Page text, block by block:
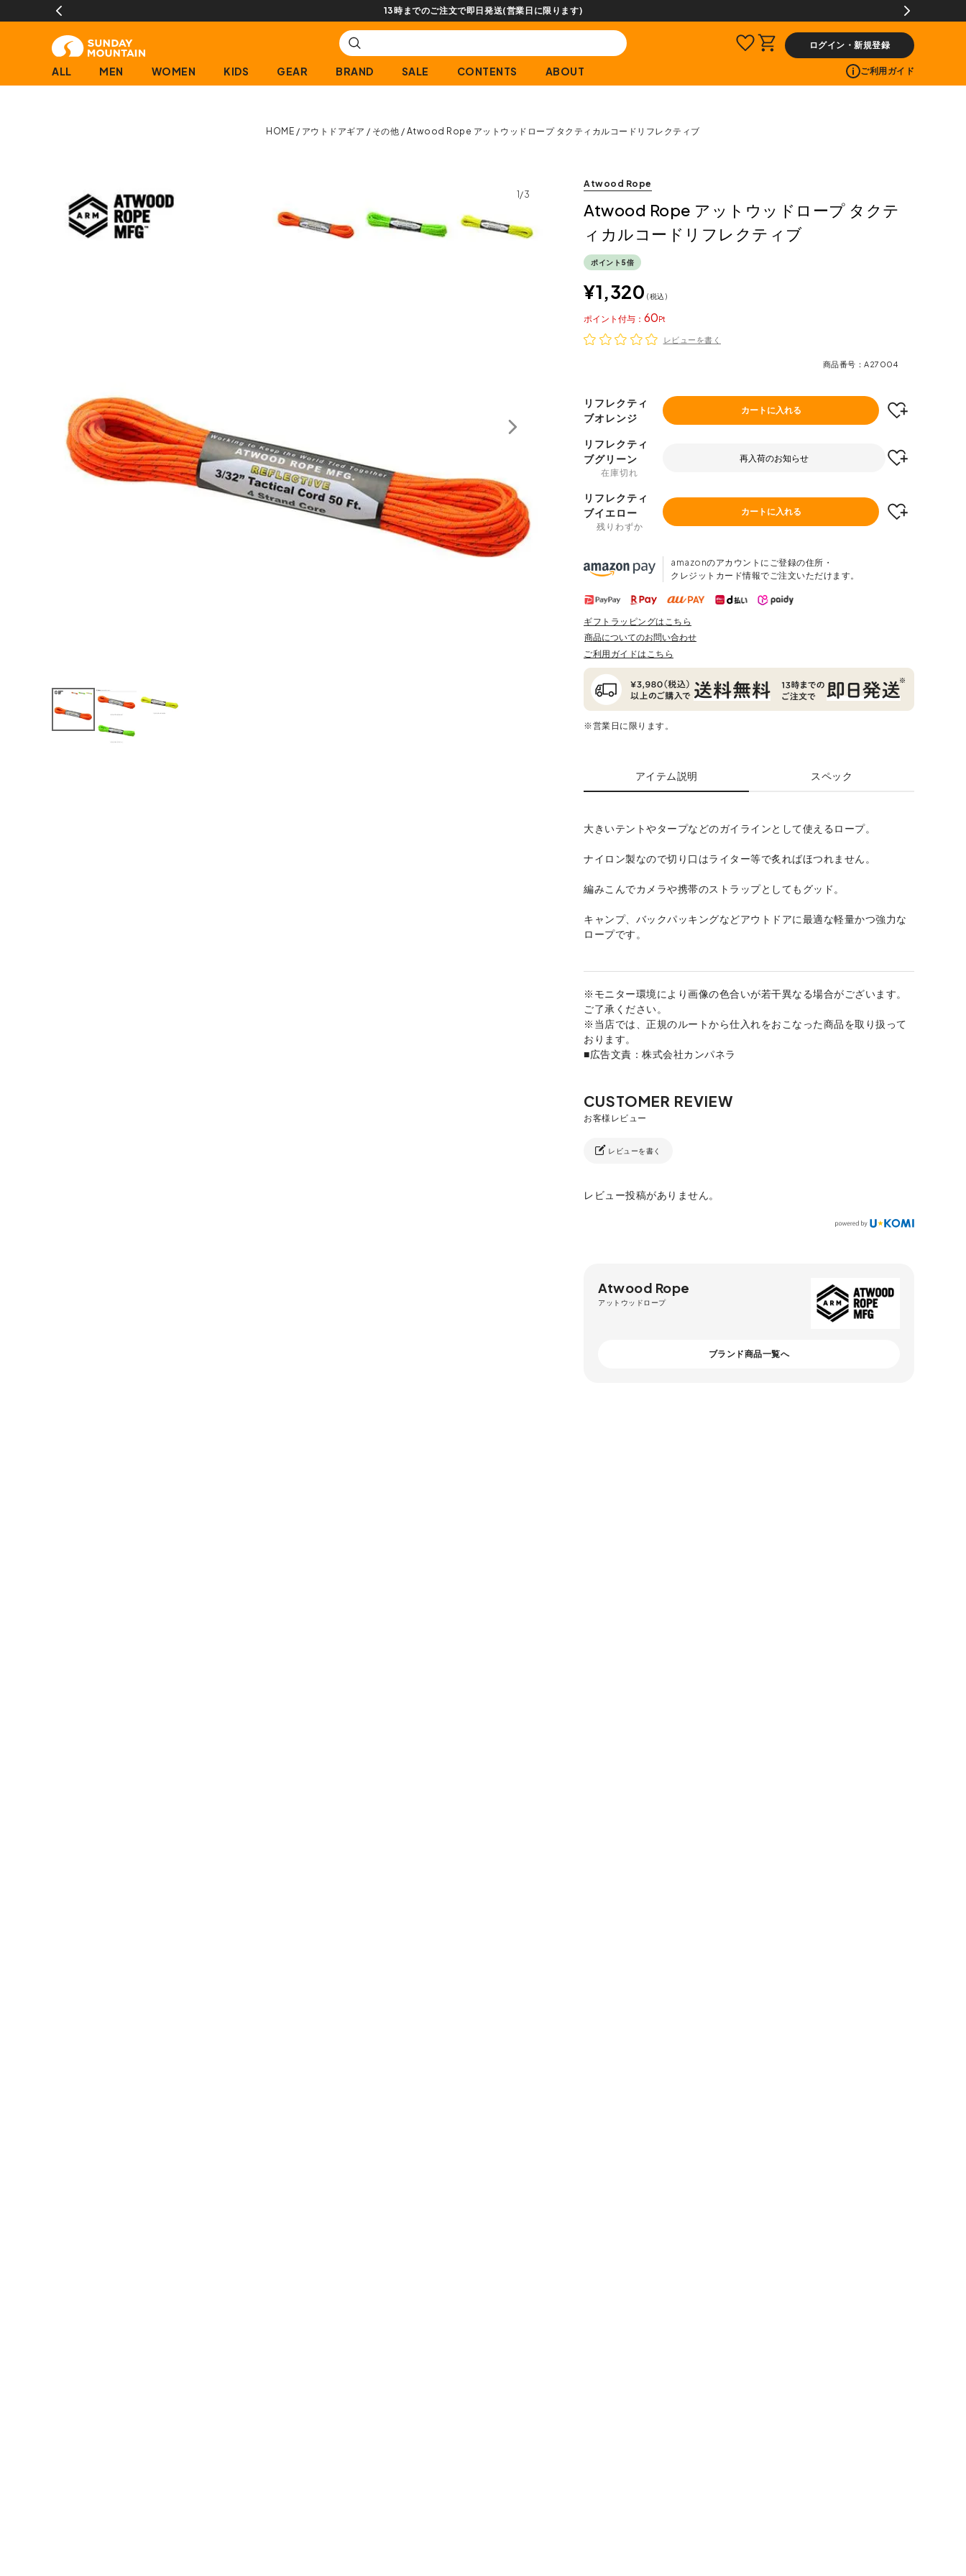
13時までのご注文で即日発送(営業日に限ります)
ログイン・新規登録
ALL MEN WOMEN KIDS GEAR BRAND SALE CONTENTS ABOUT ご利用ガイド
HOME アウトドアギア その他 Atwood Rope アットウッドロープ タクティカルコードリフレクティブ
1/3
Atwood Rope
Atwood Rope アットウッドロープ タクテ
ィカルコードリフレクティブ
ポイント5倍
¥1,320 税込
60
ポイント
レビューを書く
商品番号 A27004
リフレクティ
ブオレンジ
カートに入れる
リフレクティ
ブグリーン
在庫切れ
再入荷のお知らせ
リフレクティ
ブイエロー
残りわずか
カートに入れる
amazonのアカウントにご登録の住所・
クレジットカード情報でご注文いただけます。
ギフトラッピングはこちら
商品についてのお問い合わせ
ご利用ガイドはこちら
※営業日に限ります。
アイテム説明 スペック
大きいテントやタープなどのガイラインとして使えるロープ。
ナイロン製なので切り口はライター等で炙ればほつれません。
編みこんでカメラや携帯のストラップとしてもグッド。
キャンプ、バックパッキングなどアウトドアに最適な軽量かつ強力な
ロープです。
※モニター環境により画像の色合いが若干異なる場合がございます。
ご了承ください。
※当店では、正規のルートから仕入れをおこなった商品を取り扱って
おります。
■広告文責：株式会社カンパネラ
レビューを書く
レビュー投稿がありません。
Atwood Rope
アットウッドロープ
ブランド商品一覧へ